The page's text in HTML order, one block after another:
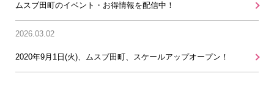
ムスブ田町のイベント・お得情報を配信中！
2026.03.02
2020年9月1日(火)、ムスブ田町、スケールアップオープン！